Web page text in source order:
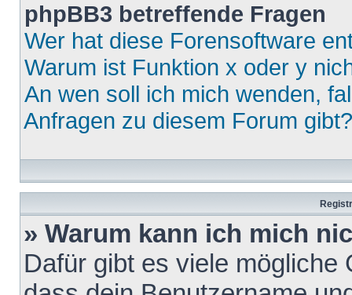
phpBB3 betreffende Fragen
Wer hat diese Forensoftware
Warum ist Funktion x oder y
An wen soll ich mich wenden,
Anfragen zu diesem Forum gibt?
» Warum kann ich mich
Dafür gibt es viele